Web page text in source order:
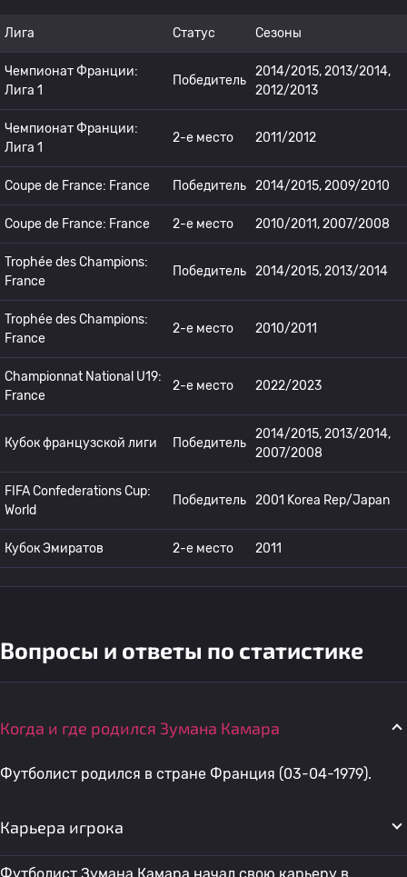
Лига Статус Сезоны
Чемпионат Франции:
Лига 1
Победитель
2014/2015, 2013/2014,
2012/2013
Чемпионат Франции:
Лига 1
2-е место 2011/2012
Coupe de France: France Победитель 2014/2015, 2009/2010
Coupe de France: France 2-е место 2010/2011, 2007/2008
Trophée des Champions:
France
Победитель 2014/2015, 2013/2014
Trophée des Champions:
France
2-е место 2010/2011
Championnat National U19:
France
2-е место 2022/2023
Кубок французской лиги Победитель
2014/2015, 2013/2014,
2007/2008
FIFA Confederations Cup:
World
Победитель 2001 Korea Rep/Japan
Кубок Эмиратов 2-е место 2011
Вопросы и ответы по статистике
Когда и где родился Зумана Камара
Футболист родился в стране Франция (03-04-1979).
Карьера игрока